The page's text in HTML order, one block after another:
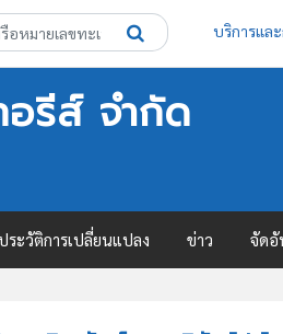
บริการแล
อรีส์ จำกัด
ระวัติการเปลี่ยนแปลง ข่าว จัด